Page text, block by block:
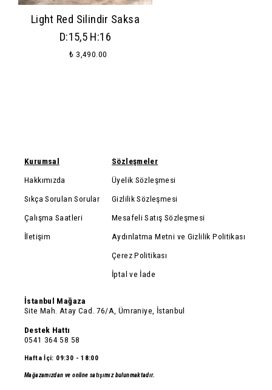
Light Red Silindir Saksa
D:15,5 H:16
₺ 3,490.00
Kurumsal
Hakkımızda
Sıkça Sorulan Sorular
Çalışma Saatleri
İletişim
Sözleşmeler
Üyelik Sözleşmesi
Gizlilik Sözleşmesi
Mesafeli Satış Sözleşmesi
Aydınlatma Metni ve Gizlilik Politikası
Çerez Politikası
İptal ve İade
İstanbul Mağaza
Site Mah. Atay Cad. 76/A, Ümraniye, İstanbul
Destek Hattı
0541 364 58 58
Hafta İçi: 09:30 - 18:00
Mağazamızdan ve online satışımız bulunmaktadır.